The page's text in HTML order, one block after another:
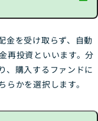
金を受け取らず、自動
再投資といいます。分
、購入するファンドに
かを選択します。